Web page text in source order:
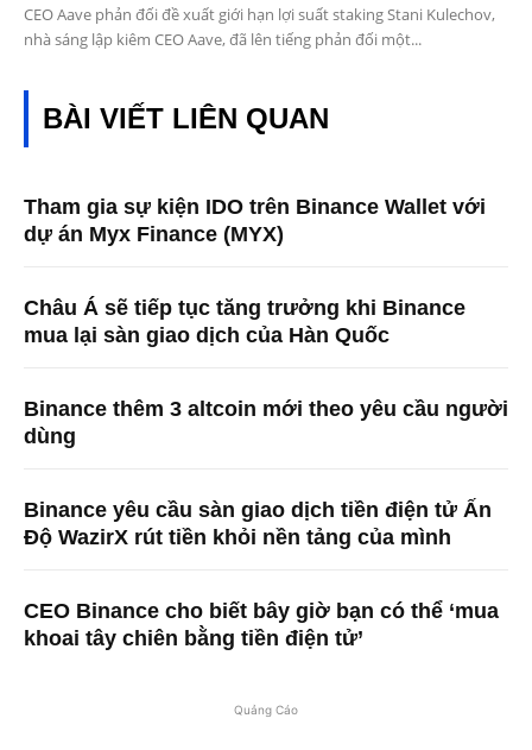
CEO Aave phản đối đề xuất giới hạn lợi suất staking Stani Kulechov,
nhà sáng lập kiêm CEO Aave, đã lên tiếng phản đối một...
BÀI VIẾT LIÊN QUAN
Tham gia sự kiện IDO trên Binance Wallet với
dự án Myx Finance (MYX)
Châu Á sẽ tiếp tục tăng trưởng khi Binance
mua lại sàn giao dịch của Hàn Quốc
Binance thêm 3 altcoin mới theo yêu cầu người
dùng
Binance yêu cầu sàn giao dịch tiền điện tử Ấn
Độ WazirX rút tiền khỏi nền tảng của mình
CEO Binance cho biết bây giờ bạn có thể ‘mua
khoai tây chiên bằng tiền điện tử’
Quảng Cáo